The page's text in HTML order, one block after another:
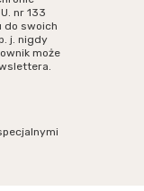
nr 133
do swoich
j. nigdy
może